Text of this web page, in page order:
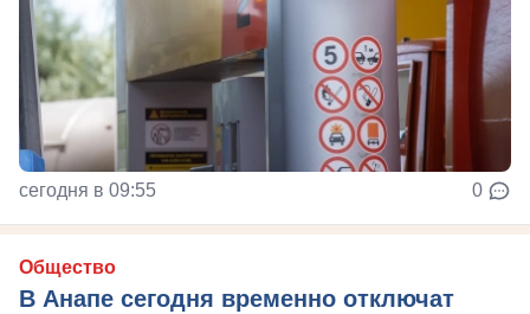
сегодня в 09:55 0
Общество
В Анапе сегодня временно отключат